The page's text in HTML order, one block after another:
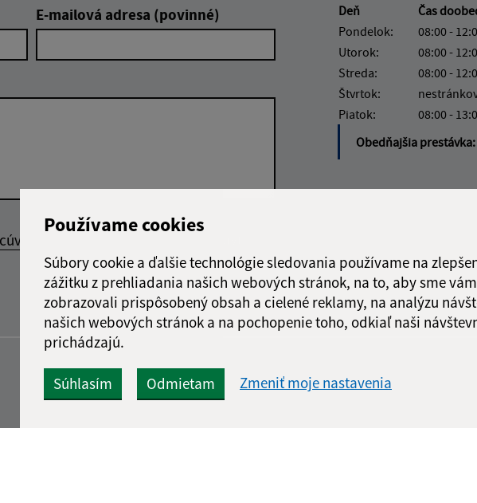
Používame cookies
Súbory cookie a ďalšie technológie sledovania používame na
zážitku z prehliadania našich webových stránok, na to, aby sme vám
zobrazovali prispôsobený obsah a cielené reklamy, na analýzu
našich webových stránok a na pochopenie toho, odkiaľ naši
prichádzajú.
Súhlasím Odmietam Zmeniť moje nastavenia
E-mailová adresa (povinné)
Google reCaptcha Response
Deň Čas
Pondelok:
08:00 -
Utorok:
08:00 -
Streda:
08:00 -
Štvrtok:
Piatok:
08:00 -
Obedňajšia prestávka: